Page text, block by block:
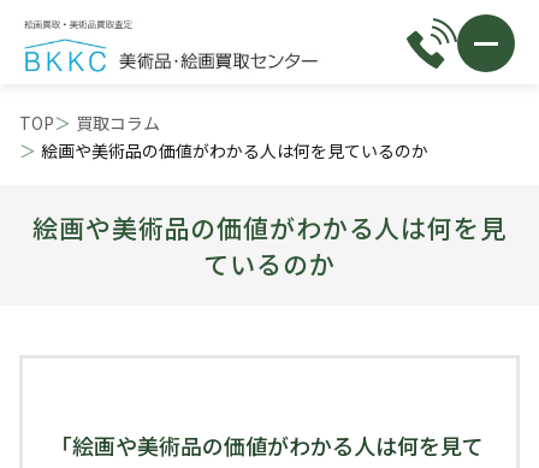
TOP
買取コラム
絵画や美術品の価値がわかる人は何を見ているのか
絵画や美術品の価値がわかる人は何を見
ているのか
「絵画や美術品の価値がわかる人は何を見て